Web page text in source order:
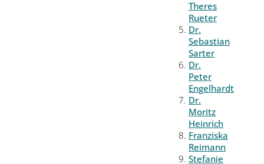
Theres
Rueter
Dr.
Sebastian
Sarter
Dr.
Peter
Engelhardt
Dr.
Moritz
Heinrich
Franziska
Reimann
Stefanie